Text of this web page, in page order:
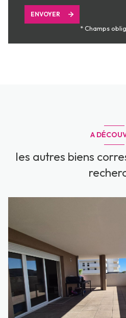
ENVOYER
* Champs
A
les autres biens